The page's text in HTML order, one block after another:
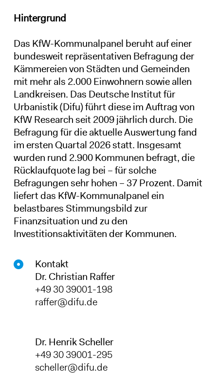
Hintergrund
Das KfW-Kommunalpanel beruht auf einer
bundesweit repräsentativen Befragung der
Kämmereien von Städten und Gemeinden
mit mehr als 2.000 Einwohnern sowie allen
Landkreisen. Das Deutsche Institut für
Urbanistik (Difu) führt diese im Auftrag von
KfW Research seit 2009 jährlich durch. Die
Befragung für die aktuelle Auswertung fand
im ersten Quartal 2026 statt. Insgesamt
wurden rund 2.900 Kommunen befragt, die
Rücklaufquote lag bei – für solche
Befragungen sehr hohen – 37 Prozent. Damit
liefert das KfW-Kommunalpanel ein
belastbares Stimmungsbild zur
Finanzsituation und zu den
Investitionsaktivitäten der Kommunen.
Kontakt
Dr. Christian Raffer
+49 30 39001-198
raffer@difu.de
Dr. Henrik Scheller
+49 30 39001-295
scheller@difu.de